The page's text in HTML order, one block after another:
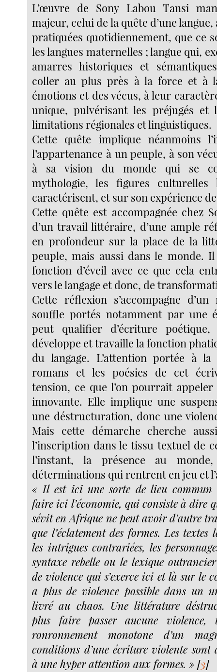
L’œuvre de Sony Labou Tansi
majeur, celui de la quête d’une
pratiquées quotidiennement, que ce
les langues maternelles ; langue qui,
amarres historiques et
coller au plus près à la force et à
émotions et des vécus, à leur
unique, pulvérisant les préjugés et
limitations régionales et linguistiques.
Cette quête implique néanmoins
l’appartenance à un peuple, à son
à sa vision du monde qui se
mythologie, les figures culturelles
caractérisent, et sur son expérience
Cette quête est accompagnée chez
d’un travail littéraire, d’une ample
en profondeur sur la place de la
peuple, mais aussi dans le monde.
fonction d’éveil avec ce que cela
vers le langage et donc, de
Cette réflexion s’accompagne
souffle portés notamment par une
peut qualifier d’écriture poétique,
développe et travaille la fonction
du langage. L’attention portée à
romans et les poésies de cet
tension, ce que l’on pourrait
innovante. Elle implique une
une déstructuration, donc une
Mais cette démarche cherche
l’inscription dans le tissu textuel de
l’instant, la présence au
déterminations qui rentrent en jeu et
« Il est ici une sorte de lieu
faire ici l’économie, qui consiste à dire
sévit en Afrique ne peut avoir d’autre
que l’éclatement des formes. Les textes
les intrigues contrariées, les
syntaxe rebelle ou le lexique
de violence qui s’exerce ici et là sur le
a plus de violence possible dans un
livré au chaos. Une littérature
plus faire passer aucune
ronronnement monotone d’un
conditions d’une écriture violente sont
à une hyper attention aux formes. » [3]